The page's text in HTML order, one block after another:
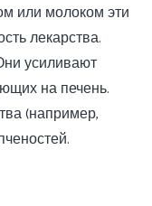
или молоком эти
лекарства.
усиливают
на печень.
(например,